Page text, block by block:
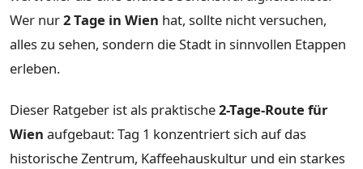
Wer nur2 Tage in Wien hat, sollte nicht versuchen,
alles zu sehen, sondern die Stadt in sinnvollen Etappen
erleben.
Dieser Ratgeber ist als praktische2-Tage-Route für
Wien aufgebaut: Tag 1 konzentriert sich auf das
historische Zentrum, Kaffeehauskultur und ein starkes